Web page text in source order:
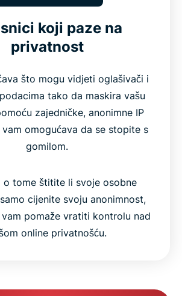
koji paze na
privatnost
što mogu vidjeti oglašivači i
tako da maskira vašu
zajedničke, anonimne IP
omogućava da se stopite s
gomilom.
o tome štitite li svoje osobne
cijenite svoju anonimnost,
vam pomaže vratiti kontrolu nad
online privatnošću.